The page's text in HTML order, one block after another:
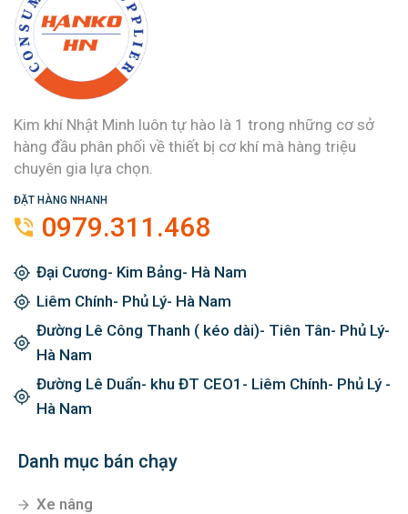
Kim khí Nhật Minh luôn tự hào là 1 trong những cơ sở
hàng đầu phân phối về thiết bị cơ khí mà hàng triệu
chuyên gia lựa chọn.
ĐẶT HÀNG NHANH
0979.311.468
Đại Cương- Kim Bảng- Hà Nam
Liêm Chính- Phủ Lý- Hà Nam
Đường Lê Công Thanh ( kéo dài)- Tiên Tân- Phủ Lý-
Hà Nam
Đường Lê Duẩn- khu ĐT CEO1- Liêm Chính- Phủ Lý -
Hà Nam
Danh mục bán chạy
Xe nâng